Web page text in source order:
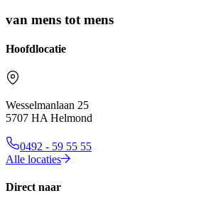
van mens tot mens
Hoofdlocatie
Wesselmanlaan 25
5707 HA Helmond
0492 - 59 55 55
Alle locaties
Direct naar